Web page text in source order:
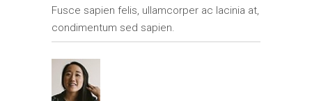
Fusce sapien felis, ullamcorper ac lacinia at,
condimentum sed sapien.